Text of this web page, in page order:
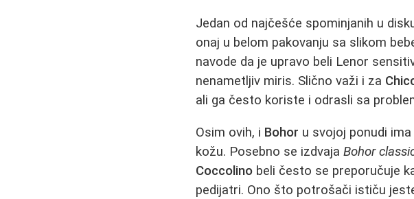
Jedan od najčešće spominjanih u
onaj u belom pakovanju sa slikom
navode da je upravo beli Lenor
nenametljiv miris. Slično važi i za
ali ga često koriste i odrasli sa
Osim ovih, i Bohor u svojoj ponudi
kožu. Posebno se izdvajaBohor
Coccolino beli često se preporučuje
pedijatri. Ono što potrošači ističu